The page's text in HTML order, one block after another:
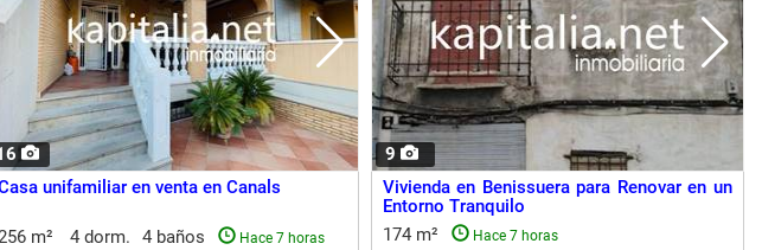
unifamiliar en venta en Canals
m² 4 dorm. 4 baños Hace 7 horas
9
Vivienda en Benissuera para Renovar en un
Entorno Tranquilo
174 m²
Hace 7 horas